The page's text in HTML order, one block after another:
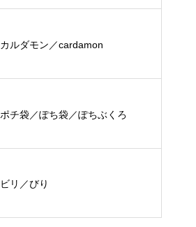
カルダモン／cardamon
ポチ袋／ぽち袋／ぽちぶくろ
ビリ／びり